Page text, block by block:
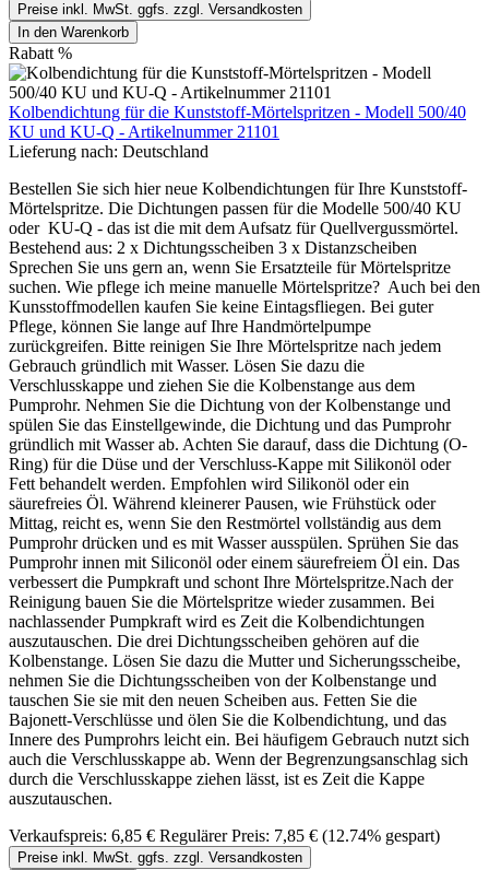
Preise inkl. MwSt. ggfs. zzgl. Versandkosten
In den Warenkorb
Rabatt %
Kolbendichtung für die Kunststoff-Mörtelspritzen - Modell 500/40
KU und KU-Q - Artikelnummer 21101
Lieferung nach: Deutschland
Bestellen Sie sich hier neue Kolbendichtungen für Ihre Kunststoff-
Mörtelspritze. Die Dichtungen passen für die Modelle 500/40 KU
oder KU-Q - das ist die mit dem Aufsatz für Quellvergussmörtel.
Bestehend aus: 2 x Dichtungsscheiben 3 x Distanzscheiben
Sprechen Sie uns gern an, wenn Sie Ersatzteile für Mörtelspritze
suchen. Wie pflege ich meine manuelle Mörtelspritze? Auch bei den
Kunsstoffmodellen kaufen Sie keine Eintagsfliegen. Bei guter
Pflege, können Sie lange auf Ihre Handmörtelpumpe
zurückgreifen. Bitte reinigen Sie Ihre Mörtelspritze nach jedem
Gebrauch gründlich mit Wasser. Lösen Sie dazu die
Verschlusskappe und ziehen Sie die Kolbenstange aus dem
Pumprohr. Nehmen Sie die Dichtung von der Kolbenstange und
spülen Sie das Einstellgewinde, die Dichtung und das Pumprohr
gründlich mit Wasser ab. Achten Sie darauf, dass die Dichtung (O-
Ring) für die Düse und der Verschluss-Kappe mit Silikonöl oder
Fett behandelt werden. Empfohlen wird Silikonöl oder ein
säurefreies Öl. Während kleinerer Pausen, wie Frühstück oder
Mittag, reicht es, wenn Sie den Restmörtel vollständig aus dem
Pumprohr drücken und es mit Wasser ausspülen. Sprühen Sie das
Pumprohr innen mit Siliconöl oder einem säurefreiem Öl ein. Das
verbessert die Pumpkraft und schont Ihre Mörtelspritze.Nach der
Reinigung bauen Sie die Mörtelspritze wieder zusammen. Bei
nachlassender Pumpkraft wird es Zeit die Kolbendichtungen
auszutauschen. Die drei Dichtungsscheiben gehören auf die
Kolbenstange. Lösen Sie dazu die Mutter und Sicherungsscheibe,
nehmen Sie die Dichtungsscheiben von der Kolbenstange und
tauschen Sie sie mit den neuen Scheiben aus. Fetten Sie die
Bajonett-Verschlüsse und ölen Sie die Kolbendichtung, und das
Innere des Pumprohrs leicht ein. Bei häufigem Gebrauch nutzt sich
auch die Verschlusskappe ab. Wenn der Begrenzungsanschlag sich
durch die Verschlusskappe ziehen lässt, ist es Zeit die Kappe
auszutauschen.
Verkaufspreis: 6,85 € Regulärer Preis: 7,85 € (12.74% gespart)
Preise inkl. MwSt. ggfs. zzgl. Versandkosten